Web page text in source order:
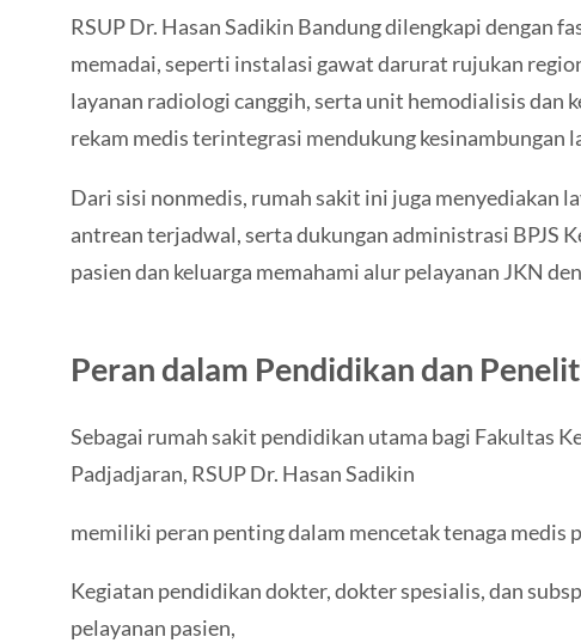
RSUP Dr. Hasan Sadikin Bandung dilengkapi dengan
memadai, seperti instalasi gawat darurat rujukan
layanan radiologi canggih, serta unit hemodialisis dan
rekam medis terintegrasi mendukung kesinambungan
Dari sisi nonmedis, rumah sakit ini juga menyediakan
antrean terjadwal, serta dukungan administrasi BPJS
pasien dan keluarga memahami alur pelayanan JKN
Peran dalam Pendidikan dan
Sebagai rumah sakit pendidikan utama bagi Fakultas
Padjadjaran, RSUP Dr. Hasan Sadikin
memiliki peran penting dalam mencetak tenaga medis
Kegiatan pendidikan dokter, dokter spesialis, dan
pelayanan pasien,